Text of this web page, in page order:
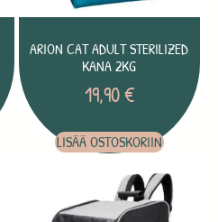
ARION CAT ADULT STERILIZED
KANA 2KG
19,90€
LISÄÄ OSTOSKORIIN